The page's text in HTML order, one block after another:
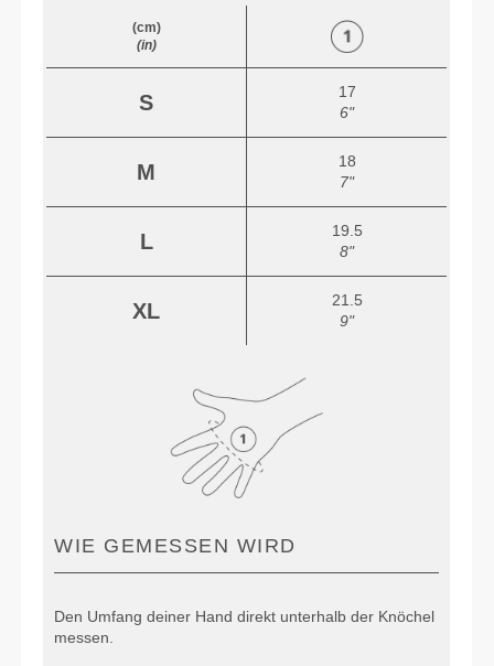
(cm)
(in)
S
17
6"
M
18
7"
L
19.5
8"
XL
21.5
9"
WIE GEMESSEN WIRD
Den Umfang deiner Hand direkt unterhalb der Knöchel
messen.